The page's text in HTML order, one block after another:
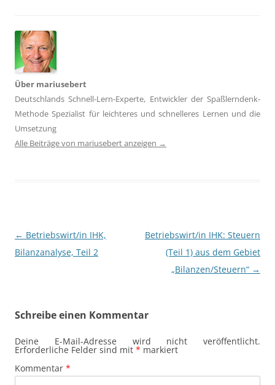
Über mariusebert
Deutschlands Schnell-Lern-Experte, Entwickler der Spaßlerndenk-
Methode Spezialist für leichteres und schnelleres Lernen und die
Umsetzung
Alle Beiträge von mariusebert anzeigen →
Beitragsnavigation
← Betriebswirt/in IHK,
Bilanzanalyse, Teil 2
Betriebswirt/in IHK: Steuern
(Teil 1) aus dem Gebiet
„Bilanzen/Steuern“ →
Schreibe einen Kommentar
Deine E-Mail-Adresse wird nicht veröffentlicht.
Erforderliche Felder sind mit * markiert
Kommentar *